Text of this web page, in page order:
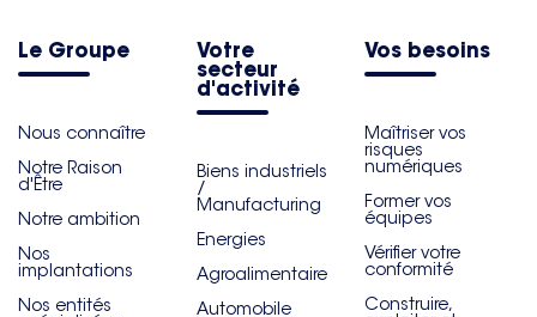
Le Groupe
Nous connaître
Notre Raison
d'Être
Notre ambition
Nos
implantations
Nos entités
Votre
secteur
d'activité
Biens industriels
/
Manufacturing
Energies
Agroalimentaire
Automobile
Vos besoins
Maîtriser vos
risques
numériques
Former vos
équipes
Vérifier votre
conformité
Construire,